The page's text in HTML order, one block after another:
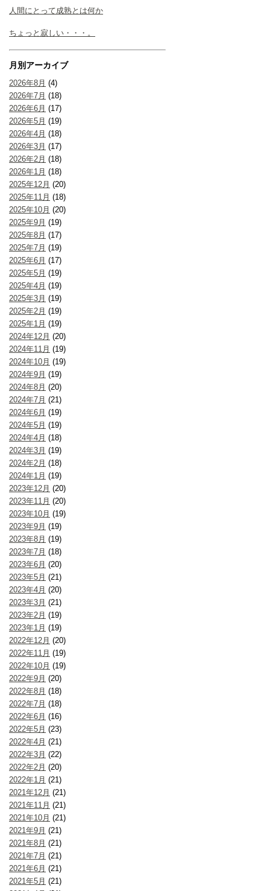
人間にとって成熟とは何か
ちょっと寂しい・・・。
月別アーカイブ
2026年8月 (4)
2026年7月 (18)
2026年6月 (17)
2026年5月 (19)
2026年4月 (18)
2026年3月 (17)
2026年2月 (18)
2026年1月 (18)
2025年12月 (20)
2025年11月 (18)
2025年10月 (20)
2025年9月 (19)
2025年8月 (17)
2025年7月 (19)
2025年6月 (17)
2025年5月 (19)
2025年4月 (19)
2025年3月 (19)
2025年2月 (19)
2025年1月 (19)
2024年12月 (20)
2024年11月 (19)
2024年10月 (19)
2024年9月 (19)
2024年8月 (20)
2024年7月 (21)
2024年6月 (19)
2024年5月 (19)
2024年4月 (18)
2024年3月 (19)
2024年2月 (18)
2024年1月 (19)
2023年12月 (20)
2023年11月 (20)
2023年10月 (19)
2023年9月 (19)
2023年8月 (19)
2023年7月 (18)
2023年6月 (20)
2023年5月 (21)
2023年4月 (20)
2023年3月 (21)
2023年2月 (19)
2023年1月 (19)
2022年12月 (20)
2022年11月 (19)
2022年10月 (19)
2022年9月 (20)
2022年8月 (18)
2022年7月 (18)
2022年6月 (16)
2022年5月 (23)
2022年4月 (21)
2022年3月 (22)
2022年2月 (20)
2022年1月 (21)
2021年12月 (21)
2021年11月 (21)
2021年10月 (21)
2021年9月 (21)
2021年8月 (21)
2021年7月 (21)
2021年6月 (21)
2021年5月 (21)